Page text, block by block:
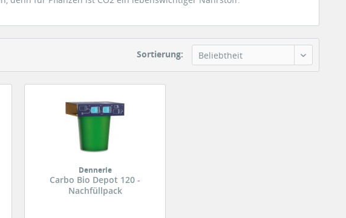
Sortierung: Beliebtheit
Dennerle
Carbo Bio Depot 120 -
Nachfüllpack